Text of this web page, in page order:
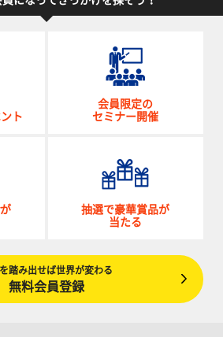
ト
会員限定の
セミナー開催
抽選で豪華賞品が
当たる
踏み出せば世界が変わる
無料会員登録